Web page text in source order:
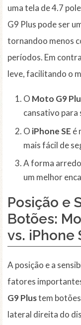
uma tela de 4.7
G9 Plus pode ser
tornandoo menos
períodos. Em
leve, facilitando o
O Moto G9
cansativo
O iPhone SE é
mais fácil de
A forma
um melhor
Posição e
Botões:
vs. iPhone
A posição e a
fatores
G9 Plustem
lateral direita do